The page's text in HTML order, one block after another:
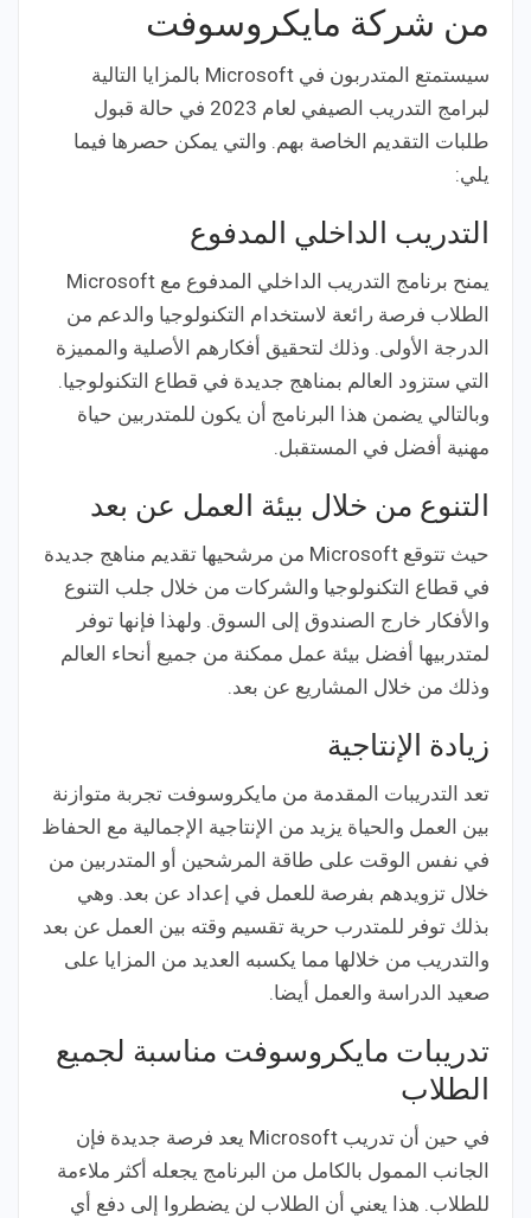
من شركة مايكروسوفت
سيستمتع المتدربون في Microsoft بالمزايا التالية
لبرامج التدريب الصيفي لعام 2023 في حالة قبول
طلبات التقديم الخاصة بهم. والتي يمكن حصرها فيما
يلي:
التدريب الداخلي المدفوع
يمنح برنامج التدريب الداخلي المدفوع مع Microsoft
الطلاب فرصة رائعة لاستخدام التكنولوجيا والدعم من
الدرجة الأولى. وذلك لتحقيق أفكارهم الأصلية والمميزة
التي ستزود العالم بمناهج جديدة في قطاع التكنولوجيا.
وبالتالي يضمن هذا البرنامج أن يكون للمتدربين حياة
مهنية أفضل في المستقبل.
التنوع من خلال بيئة العمل عن بعد
حيث تتوقع Microsoft من مرشحيها تقديم مناهج جديدة
في قطاع التكنولوجيا والشركات من خلال جلب التنوع
والأفكار خارج الصندوق إلى السوق. ولهذا فإنها توفر
لمتدربيها أفضل بيئة عمل ممكنة من جميع أنحاء العالم
وذلك من خلال المشاريع عن بعد.
زيادة الإنتاجية
تعد التدريبات المقدمة من مايكروسوفت تجربة متوازنة
بين العمل والحياة يزيد من الإنتاجية الإجمالية مع الحفاظ
في نفس الوقت على طاقة المرشحين أو المتدربين من
خلال تزويدهم بفرصة للعمل في إعداد عن بعد. وهي
بذلك توفر للمتدرب حرية تقسيم وقته بين العمل عن بعد
والتدريب من خلالها مما يكسبه العديد من المزايا على
صعيد الدراسة والعمل أيضا.
تدريبات مايكروسوفت مناسبة لجميع
الطلاب
في حين أن تدريب Microsoft يعد فرصة جديدة فإن
الجانب الممول بالكامل من البرنامج يجعله أكثر ملاءمة
للطلاب. هذا يعني أن الطلاب لن يضطروا إلى دفع أي